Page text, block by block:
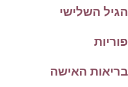
השלישי
האישה